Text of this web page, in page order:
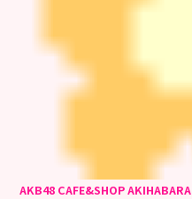
AKB48 CAFE&SHOP AKIHABARA